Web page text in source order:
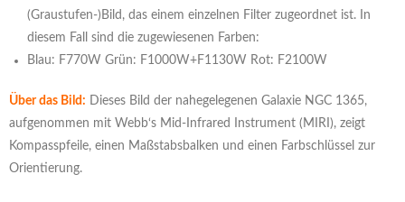
(Graustufen-)Bild, das einem einzelnen Filter zugeordnet ist. In
diesem Fall sind die zugewiesenen Farben:
Blau: F770W Grün: F1000W+F1130W Rot: F2100W
Über das Bild: Dieses Bild der nahegelegenen Galaxie NGC 1365,
aufgenommen mit Webb‘s Mid-Infrared Instrument (MIRI), zeigt
Kompasspfeile, einen Maßstabsbalken und einen Farbschlüssel zur
Orientierung.